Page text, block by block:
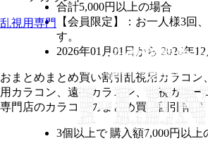
合計5,000円以上の場合
【会員限定】：お一人様3回
す。
2026年01月01日から 2026年
おまとめ まとめ買い割引乱視用カラコン
用カラコン、遠視カラコン、乱視カラー
専門店のカラコンのまとめ買い割引詳細
3個 以上で 購入額7,000円以上
乱視用専門